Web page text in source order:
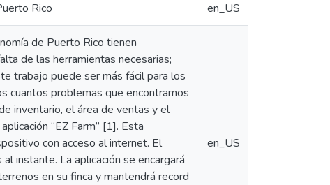
Rico en_US
de Puerto Rico tienen
de las herramientas necesarias;
trabajo puede ser más fácil para los
cuantos problemas que encontramos
inventario, el área de ventas y el
“EZ Farm” [1]. Esta
con acceso al internet. El
instante. La aplicación se encargará
en su finca y mantendrá record
en_US